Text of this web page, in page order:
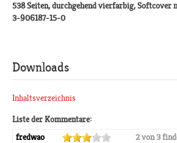
538 Seiten, durchgehend vierfarbig, Softcover
3-906187-15-0
Downloads
Inhaltsverzeichnis
Liste der Kommentare:
fredwao
2 von 3